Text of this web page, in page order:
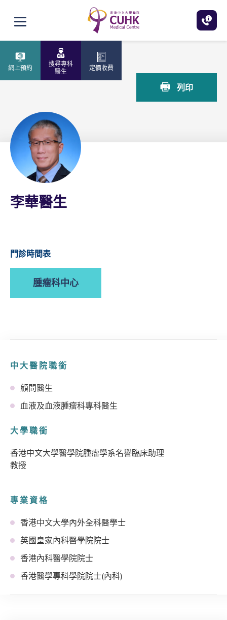
打開選單
網上預約
搜尋專科
醫生
定價收費
主頁 李華醫生
列印
李華醫生
門診時間表
腫瘤科中心
中大醫院職銜
顧問醫生
血液及血液腫瘤科專科醫生
大學職銜
香港中文大學醫學院腫瘤學系名譽臨床助理
教授
專業資格
香港中文大學內外全科醫學士
英國皇家內科醫學院院士
香港內科醫學院院士
香港醫學專科學院院士(內科)